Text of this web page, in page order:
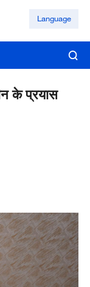
Language
के प्रयास